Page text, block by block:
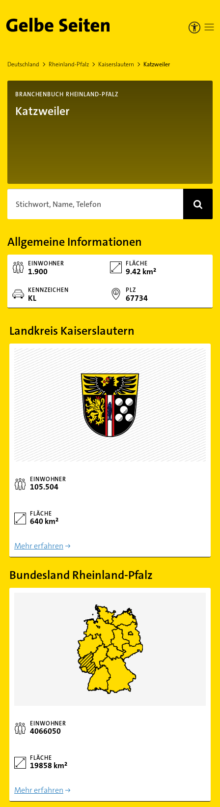
Gelbe Seiten
Deutschland Rheinland-Pfalz Kaiserslautern Katzweiler
BRANCHENBUCH RHEINLAND-PFALZ
Katzweiler
Stichwort, Name, Telefon
Allgemeine Informationen
EINWOHNER
1.900
FLÄCHE
9.42 km²
KENNZEICHEN
KL
PLZ
67734
Landkreis Kaiserslautern
EINWOHNER
105.504
FLÄCHE
640 km²
Mehr erfahren
Bundesland Rheinland-Pfalz
EINWOHNER
4066050
FLÄCHE
19858 km²
Mehr erfahren